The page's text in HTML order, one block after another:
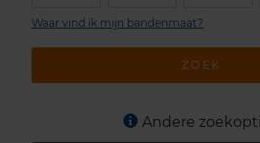
ZOEK
Waar vind ik mijn bandenmaat?
Andere